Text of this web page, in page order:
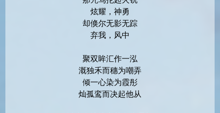
炫耀，神勇
却倏尔无影无踪
弃我，风中
聚双眸汇作一泓
溉独禾而穗为嘲弄
倾一心染为霞彤
灿孤鸾而决起他从